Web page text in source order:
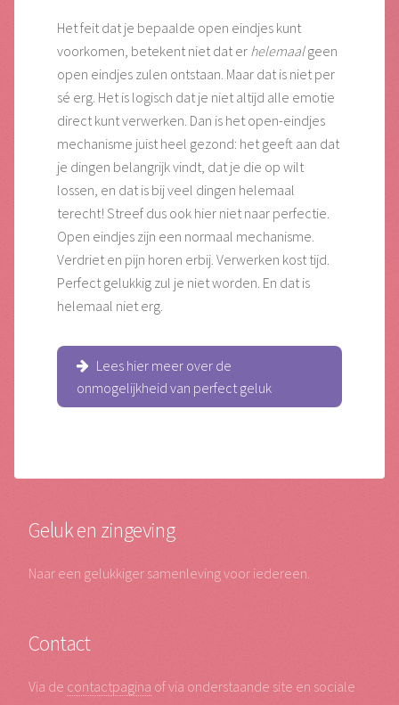
Het feit dat je bepaalde open eindjes kunt
voorkomen, betekent niet dat er helemaalgeen
open eindjes zulen ontstaan. Maar dat is niet per
sé erg. Het is logisch dat je niet altijd alle emotie
direct kunt verwerken. Dan is het open-eindjes
mechanisme juist heel gezond: het geeft aan dat
je dingen belangrijk vindt, dat je die op wilt
lossen, en dat is bij veel dingen helemaal
terecht! Streef dus ook hier niet naar perfectie.
Open eindjes zijn een normaal mechanisme.
Verdriet en pijn horen erbij. Verwerken kost tijd.
Perfect gelukkig zul je niet worden. En dat is
helemaal niet erg.
Lees hier meer over de
onmogelijkheid van perfect geluk
Geluk en zingeving
Naar een gelukkiger samenleving voor iedereen.
Contact
Via de contactpagina of via onderstaande site en sociale